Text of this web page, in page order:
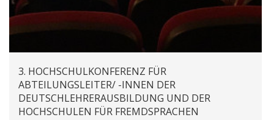
3. HOCHSCHULKONFERENZ FÜR
ABTEILUNGSLEITER/ -INNEN DER
DEUTSCHLEHRERAUSBILDUNG UND DER
HOCHSCHULEN FÜR FREMDSPRACHEN